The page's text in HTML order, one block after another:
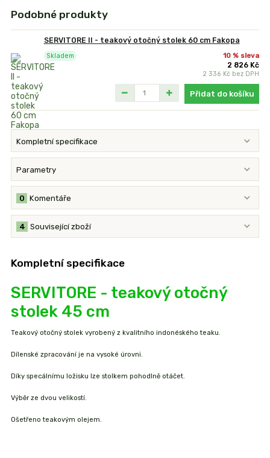
Podobné produkty
SERVITORE II - teakový otočný stolek 60 cm Fakopa
10 % sleva
2 826 Kč
2 336 Kč bez DPH
Skladem
Přidat do košíku
Kompletní specifikace
Parametry
Komentáře
0
Související zboží
4
Kompletní specifikace
SERVITORE - teakový otočný
stolek 45 cm
Teakový otočný stolek vyrobený z kvalitního indonéského teaku.
Dílenské zpracování je na vysoké úrovni.
Díky specálnímu ložisku lze stolkem pohodlně otáčet.
Výběr ze dvou velikostí.
Ošetřeno teakovým olejem.